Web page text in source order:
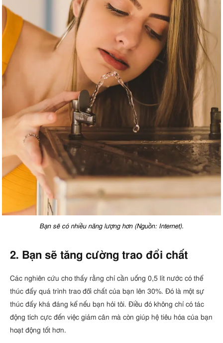
Bạn sẽ có nhiều năng lượng hơn (Nguồn: Internet).
2. Bạn sẽ tăng cường trao đổi chất
Các nghiên cứu cho thấy rằng chỉ cần uống 0,5 lít nước có thể
thúc đẩy quá trình trao đổi chất của bạn lên 30%. Đó là một sự
thúc đẩy khá đáng kể nếu bạn hỏi tôi. Điều đó không chỉ có tác
động tích cực đến việc giảm cân mà còn giúp hệ tiêu hóa của bạn
hoạt động tốt hơn.